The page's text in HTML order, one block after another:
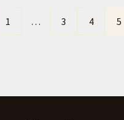
1 … 3 4 5